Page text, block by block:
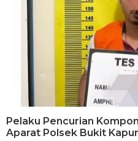
Pelaku Pencurian
Aparat Polsek Bukit Kapur